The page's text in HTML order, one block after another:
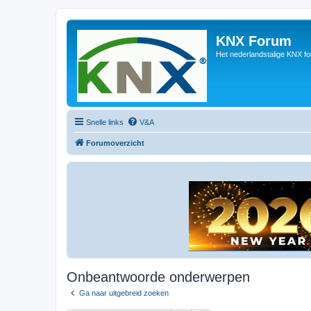
KNX Forum
Het nederlandstalige KNX
Snelle links V&A
Forumoverzicht
Onbeantwoorde onderwerpen
Ga naar uitgebreid zoeken